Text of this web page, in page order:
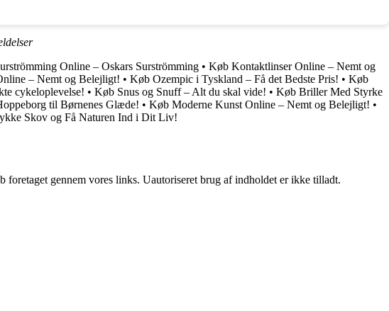
Online – Oskars Surströmming • Køb Kontaktlinser Online – Nemt og
– Nemt og Belejligt! • Køb Ozempic i Tyskland – Få det Bedste Pris! • Køb
cykeloplevelse! • Køb Snus og Snuff – Alt du skal vide! • Køb Briller Med Styrke
til Børnenes Glæde! • Køb Moderne Kunst Online – Nemt og Belejligt! •
Skov og Få Naturen Ind i Dit Liv!
gennem vores links. Uautoriseret brug af indholdet er ikke tilladt.